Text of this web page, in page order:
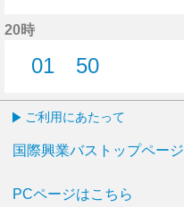
20時
01
50
ご利用にあたって
国際興業バストップページ
PCページはこちら